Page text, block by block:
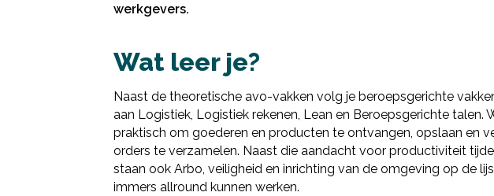
werkgevers.
Wat leer je?
Naast de theoretische avo-vakken volg je beroepsgerichte
aan Logistiek, Logistiek rekenen, Lean en Beroepsgerichte talen.
praktisch om goederen en producten te ontvangen, opslaan en
orders te verzamelen. Naast die aandacht voor productiviteit
staan ook Arbo, veiligheid en inrichting van de omgeving op de
immers allround kunnen werken.